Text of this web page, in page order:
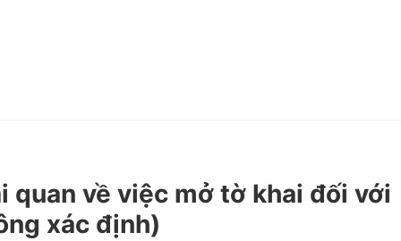
quan về việc mở tờ khai đối với
xác định)